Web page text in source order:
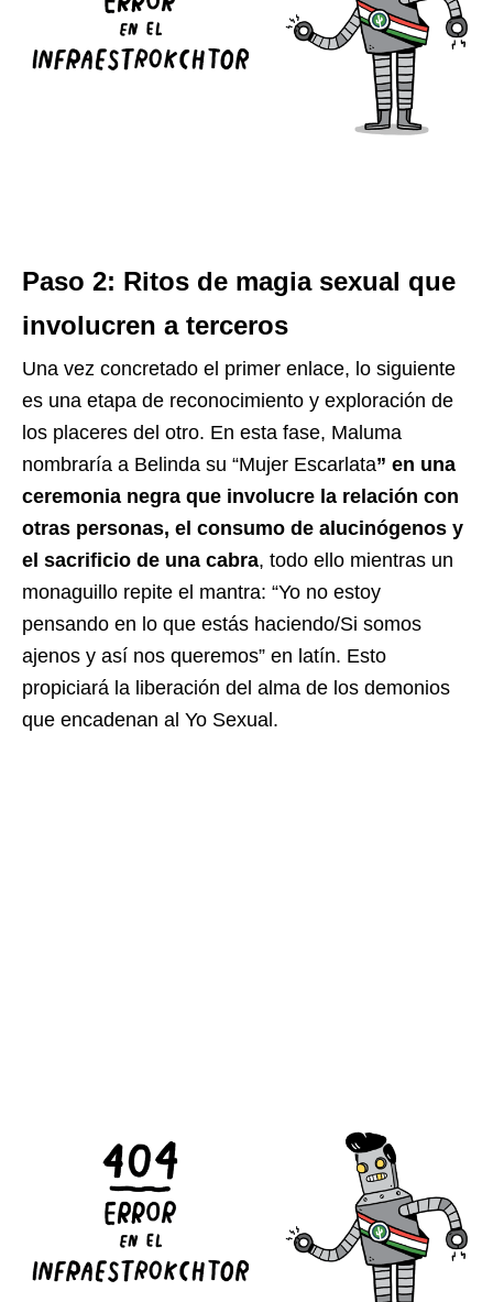
Paso 2: Ritos de magia sexual que
involucren a terceros
Una vez concretado el primer enlace, lo siguiente
es una etapa de reconocimiento y exploración de
los placeres del otro. En esta fase, Maluma
nombraría a Belinda su “Mujer Escarlata” en una
ceremonia negra que involucre la relación con
otras personas, el consumo de alucinógenos y
el sacrificio de una cabra, todo ello mientras un
monaguillo repite el mantra: “Yo no estoy
pensando en lo que estás haciendo/Si somos
ajenos y así nos queremos” en latín. Esto
propiciará la liberación del alma de los demonios
que encadenan al Yo Sexual.